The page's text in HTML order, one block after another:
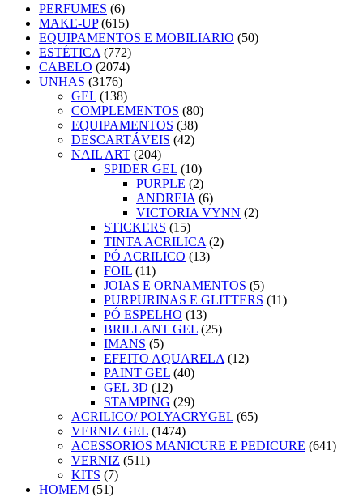
PERFUMES (6)
MAKE-UP (615)
EQUIPAMENTOS E MOBILIARIO (50)
ESTÉTICA (772)
CABELO (2074)
UNHAS (3176)
GEL (138)
COMPLEMENTOS (80)
EQUIPAMENTOS (38)
DESCARTÁVEIS (42)
NAIL ART (204)
SPIDER GEL (10)
PURPLE (2)
ANDREIA (6)
VICTORIA VYNN (2)
STICKERS (15)
TINTA ACRILICA (2)
PÓ ACRILICO (13)
FOIL (11)
JOIAS E ORNAMENTOS (5)
PURPURINAS E GLITTERS (11)
PÓ ESPELHO (13)
BRILLANT GEL (25)
IMANS (5)
EFEITO AQUARELA (12)
PAINT GEL (40)
GEL 3D (12)
STAMPING (29)
ACRILICO/ POLYACRYGEL (65)
VERNIZ GEL (1474)
ACESSORIOS MANICURE E PEDICURE (641)
VERNIZ (511)
KITS (7)
HOMEM (51)